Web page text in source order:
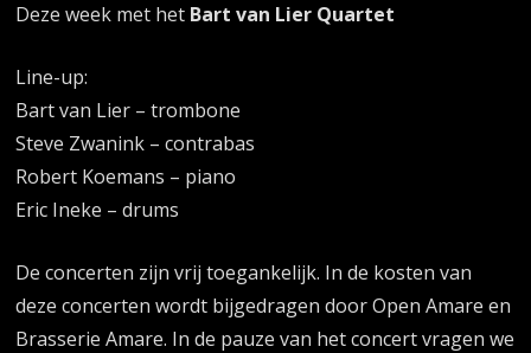
Deze week met het Bart van Lier Quartet
Line-up:
Bart van Lier – trombone
Steve Zwanink – contrabas
Robert Koemans – piano
Eric Ineke – drums
De concerten zijn vrij toegankelijk. In de kosten van
deze concerten wordt bijgedragen door Open Amare en
Brasserie Amare. In de pauze van het concert vragen we